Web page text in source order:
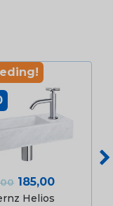
prijs
Prijs
185,00
Helios